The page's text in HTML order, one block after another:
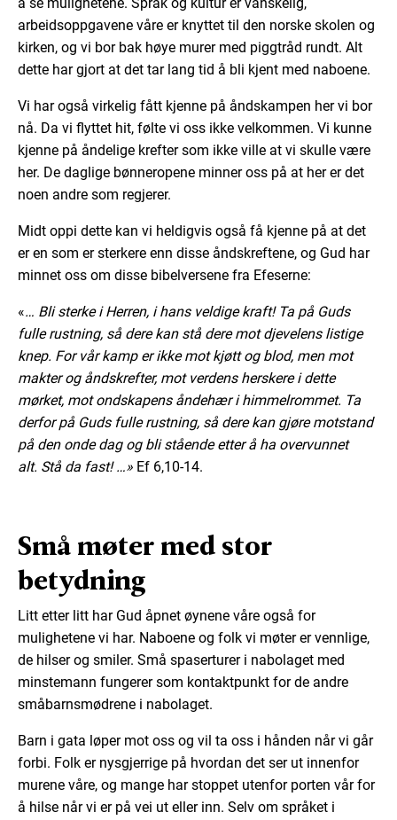
å se mulighetene. Språk og kultur er vanskelig,
arbeidsoppgavene våre er knyttet til den norske skolen og
kirken, og vi bor bak høye murer med piggtråd rundt. Alt
dette har gjort at det tar lang tid å bli kjent med naboene.
Vi har også virkelig fått kjenne på åndskampen her vi bor
nå. Da vi flyttet hit, følte vi oss ikke velkommen. Vi kunne
kjenne på åndelige krefter som ikke ville at vi skulle være
her. De daglige bønneropene minner oss på at her er det
noen andre som regjerer.
Midt oppi dette kan vi heldigvis også få kjenne på at det
er en som er sterkere enn disse åndskreftene, og Gud har
minnet oss om disse bibelversene fra Efeserne:
«… Bli sterke i Herren, i hans veldige kraft! Ta på Guds
fulle rustning, så dere kan stå dere mot djevelens listige
knep. For vår kamp er ikke mot kjøtt og blod, men mot
makter og åndskrefter, mot verdens herskere i dette
mørket, mot ondskapens åndehær i himmelrommet. Ta
derfor på Guds fulle rustning, så dere kan gjøre motstand
på den onde dag og bli stående etter å ha overvunnet
alt. Stå da fast! …» Ef 6,10-14.
Små møter med stor
betydning
Litt etter litt har Gud åpnet øynene våre også for
mulighetene vi har. Naboene og folk vi møter er vennlige,
de hilser og smiler. Små spaserturer i nabolaget med
minstemann fungerer som kontaktpunkt for de andre
småbarnsmødrene i nabolaget.
Barn i gata løper mot oss og vil ta oss i hånden når vi går
forbi. Folk er nysgjerrige på hvordan det ser ut innenfor
murene våre, og mange har stoppet utenfor porten vår for
å hilse når vi er på vei ut eller inn. Selv om språket i